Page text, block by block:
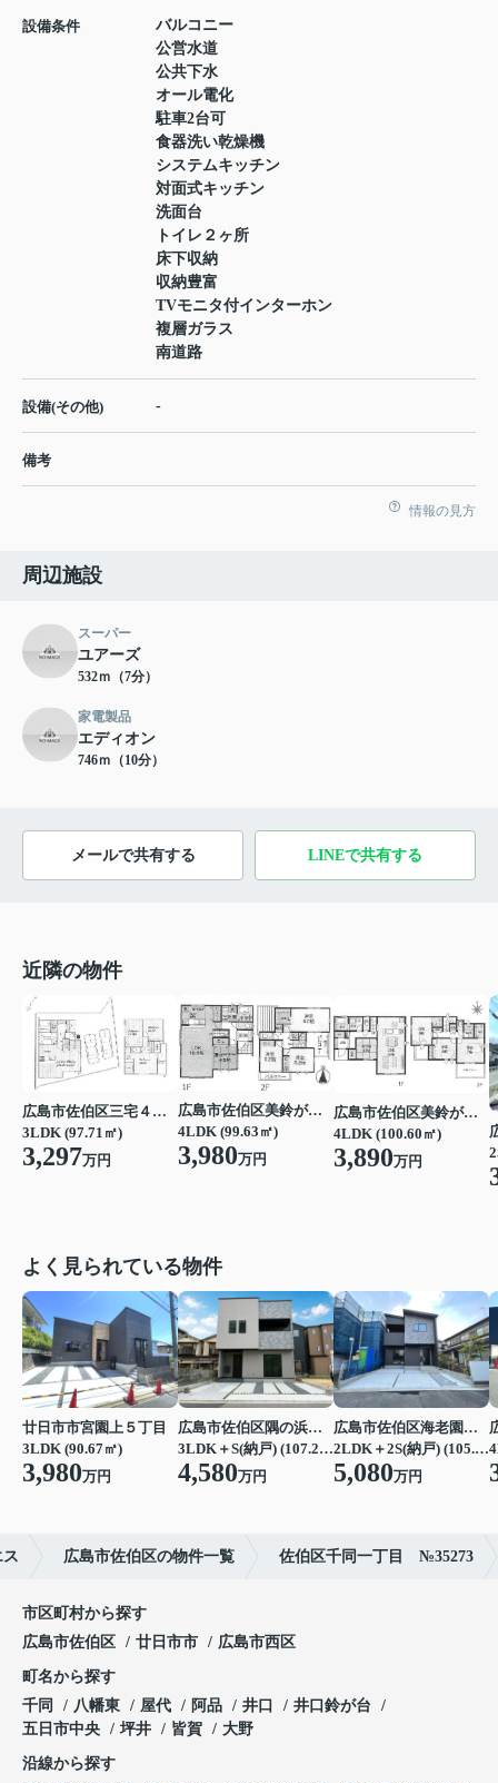
設備条件
バルコニー
公営水道
公共下水
オール電化
駐車2台可
食器洗い乾燥機
システムキッチン
対面式キッチン
洗面台
トイレ２ヶ所
床下収納
収納豊富
TVモニタ付インターホン
複層ガラス
南道路
設備(その他) -
備考
情報の見方
周辺施設
スーパー
ユアーズ
532ｍ（7分）
家電製品
エディオン
746ｍ（10分）
メールで共有する LINEで共有する
近隣の物件
広島市佐伯区三宅４丁目
3LDK (97.71㎡)
3,297万円
広島市佐伯区美鈴が丘東２丁目
4LDK (99.63㎡)
3,980万円
広島市佐伯区美鈴が丘西４丁目
4LDK (100.60㎡)
3,890万円
よく見られている物件
廿日市市宮園上５丁目
3LDK (90.67㎡)
3,980万円
広島市佐伯区隅の浜２丁目
3LDK＋S(納戸) (107.23㎡)
4,580万円
広島市佐伯区海老園３丁目
2LDK＋2S(納戸) (105.16㎡)
5,080万円
広島市佐伯区の物件一覧 佐伯区千同一丁目 №35273
市区町村から探す
広島市佐伯区
廿日市市 広島市西区
町名から探す
千同
八幡東 屋代 阿品 井口
井口鈴が台
五日市中央
坪井 皆賀 大野
沿線から探す